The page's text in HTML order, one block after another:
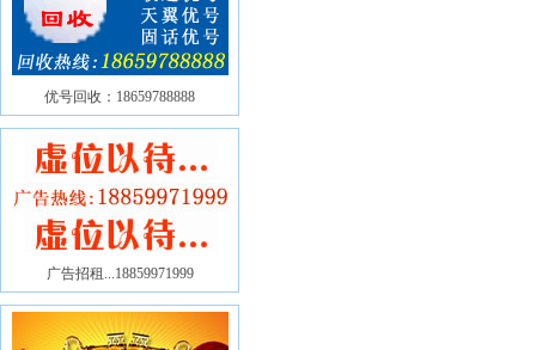
优号回收：18659788888
广告招租...18859971999